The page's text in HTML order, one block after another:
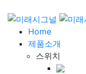
Home
제품소개
스위치